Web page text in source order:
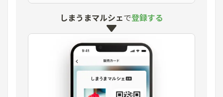
しまうまマルシェで登録する